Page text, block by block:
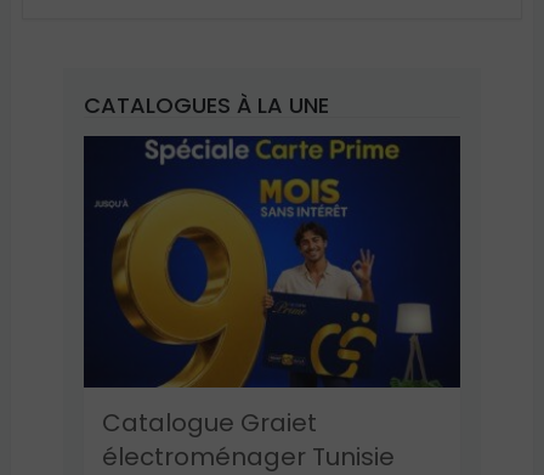
CATALOGUES À LA UNE
Catalogue Graiet
électroménager Tunisie